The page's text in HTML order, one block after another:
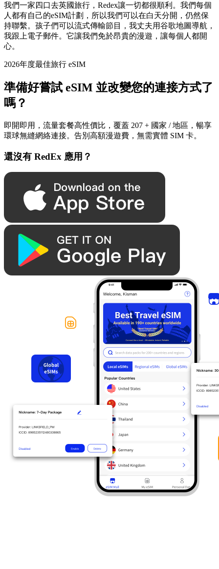
我們一家四口去英國旅行，Redex讓一切都很順利。我們每個
人都有自己的eSIM計劃，所以我們可以在白天分開，仍然保
持聯繫。孩子們可以流式傳輸節目，我丈夫用谷歌地圖導航，
我跟上電子郵件。它讓我們免於昂貴的漫遊，讓每個人都開
心。
2026年度最佳旅行 eSIM
準備好嘗試 eSIM 並改變您的連接方式了
嗎？
即開即用，流量套餐高性價比，覆蓋 207 + 國家 / 地區，暢享
環球無縫網絡連接。告別高額漫遊費，無需實體 SIM 卡。
還沒有 RedEx 應用？